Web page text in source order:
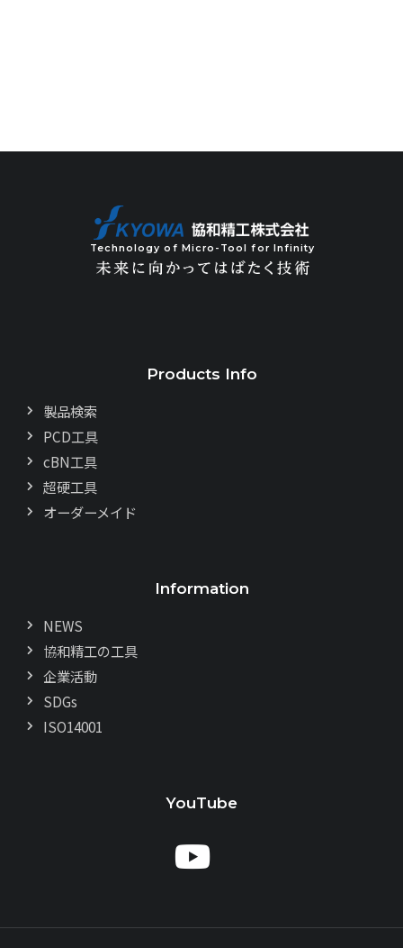
Technology of Micro-Tool for Infinity
Products Info
製品検索
PCD工具
cBN工具
超硬工具
オーダーメイド
Information
NEWS
協和精工の工具
企業活動
SDGs
ISO14001
YouTube